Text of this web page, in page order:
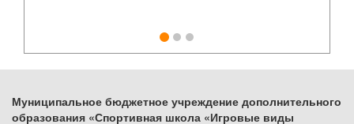
Муниципальное бюджетное учреждение дополнительного
образования «Спортивная школа «Игровые виды